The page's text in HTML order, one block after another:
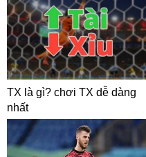
TX là gì? chơi TX dễ dàng
nhất